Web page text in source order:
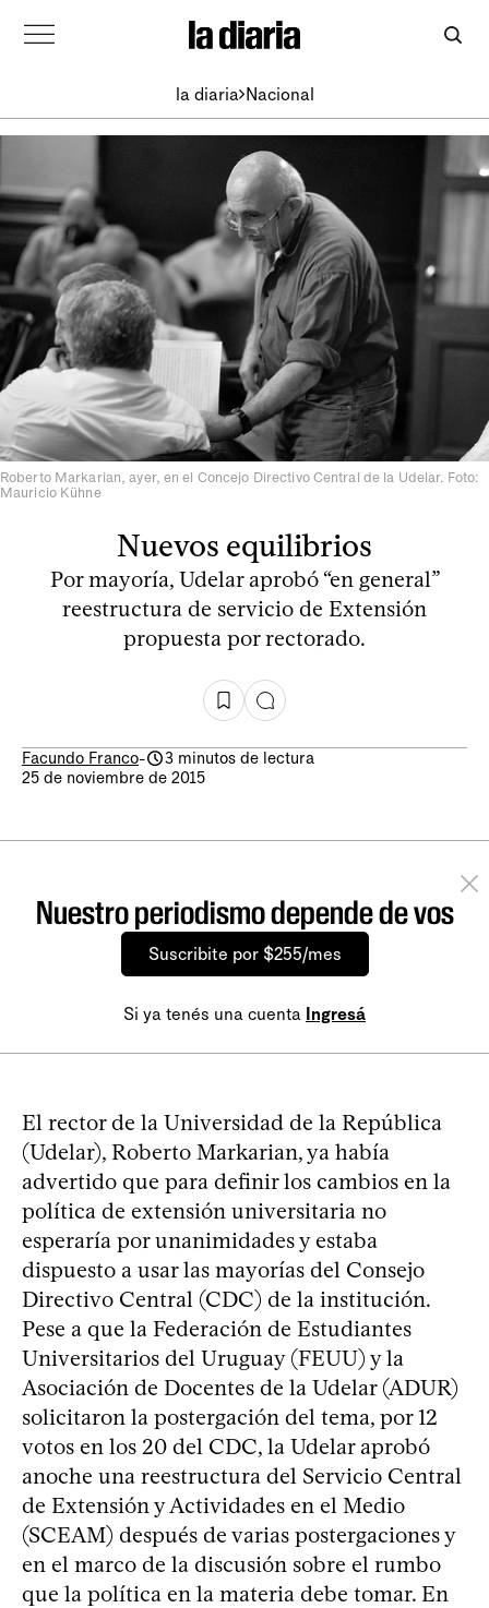
la diaria Nacional
Roberto Markarian, ayer, en el Concejo Directivo Central de la Udelar. Foto:
Mauricio Kühne
Nuevos equilibrios
Por mayoría, Udelar aprobó “en general”
reestructura de servicio de Extensión
propuesta por rectorado.
Facundo Franco-
3 minutos de lectura
25 de noviembre de 2015
Nuestro periodismo depende de vos
Suscribite por $255/mes
Si ya tenés una cuenta Ingresá
El rector de la Universidad de la República
(Udelar), Roberto Markarian, ya había
advertido que para definir los cambios en la
política de extensión universitaria no
esperaría por unanimidades y estaba
dispuesto a usar las mayorías del Consejo
Directivo Central (CDC) de la institución.
Pese a que la Federación de Estudiantes
Universitarios del Uruguay (FEUU) y la
Asociación de Docentes de la Udelar (ADUR)
solicitaron la postergación del tema, por 12
votos en los 20 del CDC, la Udelar aprobó
anoche una reestructura del Servicio Central
de Extensión y Actividades en el Medio
(SCEAM) después de varias postergaciones y
en el marco de la discusión sobre el rumbo
que la política en la materia debe tomar. En